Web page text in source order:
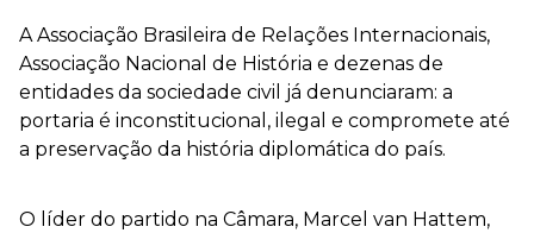
A Associação Brasileira de Relações Internacionais,
Associação Nacional de História e dezenas de
entidades da sociedade civil já denunciaram: a
portaria é inconstitucional, ilegal e compromete até
a preservação da história diplomática do país.
O líder do partido na Câmara, Marcel van Hattem,